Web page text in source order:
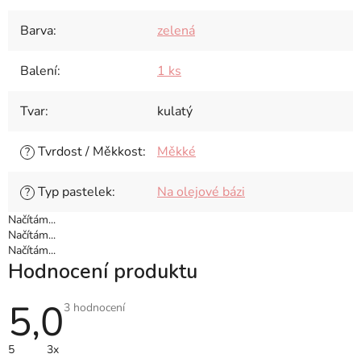
Barva: zelená
Balení: 1 ks
Tvar: kulatý
? Tvrdost / Měkkost: Měkké
? Typ pastelek: Na olejové bázi
Načítám...
Načítám...
Načítám...
Hodnocení produktu
5,0Průměrné
3 hodnocení
5
3x